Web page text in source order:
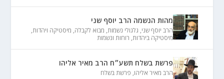
מהות הנשמה הרב יוסף שני
הרב יוסף שני, גלגולי נשמות, מבוא לקבלה, מיסטיקה ויהדות,
מיסטיקה ביהדות, רוחות ונשמות
פרשת בשלח תשע״ח הרב מאיר אליהו
הרב מאיר אליהו, פרשת בשלח